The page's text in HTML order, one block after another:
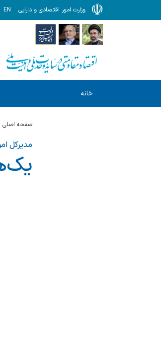
وزارت امور اقتصادی و دارایی EN
خانه
صفحه اصلی
مدیرکل
یک‌هزار و